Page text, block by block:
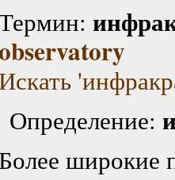
Искать
Определение:
Более широкие